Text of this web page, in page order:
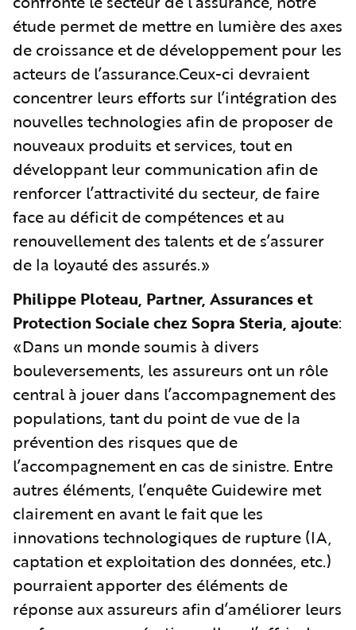
étude permet de mettre en lumière des axes
de croissance et de développement pour les
acteurs de l’assurance.Ceux-ci devraient
concentrer leurs efforts sur l’intégration des
nouvelles technologies afin de proposer de
nouveaux produits et services, tout en
développant leur communication afin de
renforcer l’attractivité du secteur, de faire
face au déficit de compétences et au
renouvellement des talents et de s’assurer
de la loyauté des assurés.»
Philippe Ploteau, Partner, Assurances et
Protection Sociale chez Sopra Steria, ajoute:
«Dans un monde soumis à divers
bouleversements, les assureurs ont un rôle
central à jouer dans l’accompagnement des
populations, tant du point de vue de la
prévention des risques que de
l’accompagnement en cas de sinistre. Entre
autres éléments, l’enquête Guidewire met
clairement en avant le fait que les
innovations technologiques de rupture (IA,
captation et exploitation des données, etc.)
pourraient apporter des éléments de
réponse aux assureurs afin d’améliorer leurs